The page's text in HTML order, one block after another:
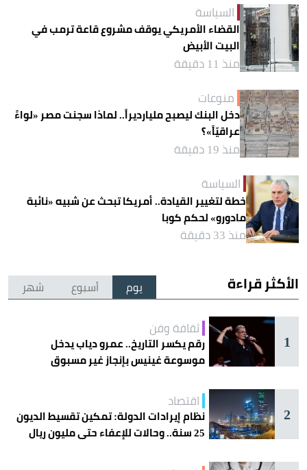
السياسة
القضاء الأمريكي يوقف مشروع قاعة ترمب في
البيت الأبيض
منذ 11 دقيقة
منوعات
دخل البنك ليصبح مليارديراً.. لماذا سجنت مصر «لواءً
عراقيّاً»؟
منذ 19 دقيقة
السياسة
خطة لتغيير القيادة.. أمريكا تبحث عن شبيه «نائبة
مادورو» لحكم كوبا
منذ 33 دقيقة
الأكثر قراءة يوم أسبوع شهر
1
ثقافة وفن
رقم يكسر التاريخ.. عمرو دياب يدخل
موسوعة غينيس بإنجاز غير مسبوق
2
اقتصاد
نظام إيرادات الدولة: تمكين تقسيط الديون
25 سنة.. وحالات للإعفاء حتى مليون ريال